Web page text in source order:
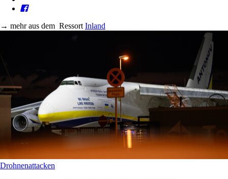
→ mehr aus dem Ressort Inland
Drohnenattacken